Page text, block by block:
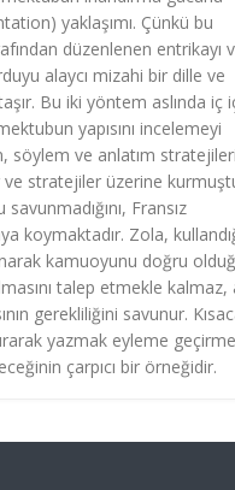
yaklaşımı. Çünkü bu
düzenlenen entrikayı
alaycı mizahi bir dille ve
Bu iki yöntem aslında iç
yapısını incelemeyi
söylem ve anlatım stratejileri
ve stratejiler üzerine
Fransız
koymaktadır. Zola,
kamuoyunu doğru
talep etmekle kalmaz,
gerekliliğini savunur.
yazmak eyleme
çarpıcı bir örneğidir.